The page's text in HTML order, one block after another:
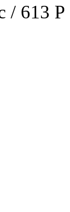
/ 613